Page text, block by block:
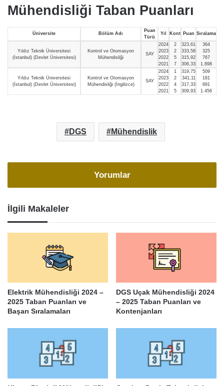
Mühendisliği Taban Puanları
Üniversite Bölüm Adı
Puan
Türü
Yıl Kont Puan Sıralama
Yıldız Teknik Üniversitesi
(İstanbul) (Devlet Üniversitesi)
Kontrol ve Otomasyon
Mühendisliği
SAY
2024
2023
2022
2021
2
2
5
7
323,61
333,58
315,92
306,33
364
325
767
1.898
Yıldız Teknik Üniversitesi
(İstanbul) (Devlet Üniversitesi)
Kontrol ve Otomasyon
Mühendisliği (İngilizce)
SAY
2024
2023
2022
2021
1
2
4
5
319,75
341,11
317,33
309,93
509
181
691
1.456
DGS Mühendislik
Yorumlar
İlgili Makaleler
Elektrik Mühendisliği 2024 –
2025 Taban Puanları ve
Başarı Sıralamaları
DGS Uçak Mühendisliği 2024
– 2025 Taban Puanları ve
Kontenjanları